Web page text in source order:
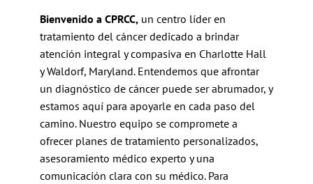
Bienvenido a CPRCC, un centro líder en
tratamiento del cáncer dedicado a brindar
atención integral y compasiva en Charlotte Hall
y Waldorf, Maryland. Entendemos que afrontar
un diagnóstico de cáncer puede ser abrumador, y
estamos aquí para apoyarle en cada paso del
camino. Nuestro equipo se compromete a
ofrecer planes de tratamiento personalizados,
asesoramiento médico experto y una
comunicación clara con su médico. Para